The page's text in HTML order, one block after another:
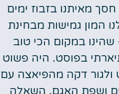
מאיתנו בזבוז ימים
המון גמישות מבחינת
שהינו במקום הכי טוב
בפוסט. היה פשוט
ולגור דקה מהפיאצה עם
ושפת האגם. השאלה